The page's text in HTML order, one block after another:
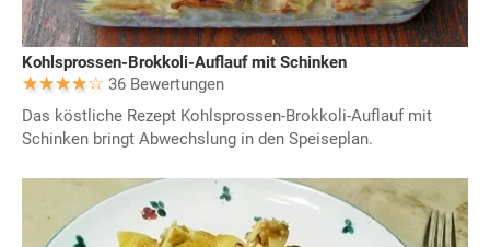
Kohlsprossen-Brokkoli-Auflauf mit Schinken
36 Bewertungen
Das köstliche Rezept Kohlsprossen-Brokkoli-Auflauf mit
Schinken bringt Abwechslung in den Speiseplan.